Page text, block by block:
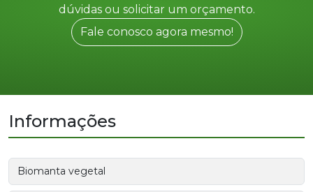
dúvidas ou solicitar um orçamento.
Fale conosco agora mesmo!
Informações
Biomanta vegetal